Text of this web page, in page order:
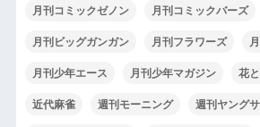
月刊コミックゼノン 月刊コミックバーズ
月刊ビッグガンガン 月刊フラワーズ
月刊少年エース 月刊少年マガジン 花
近代麻雀 週刊モーニング 週刊ヤング